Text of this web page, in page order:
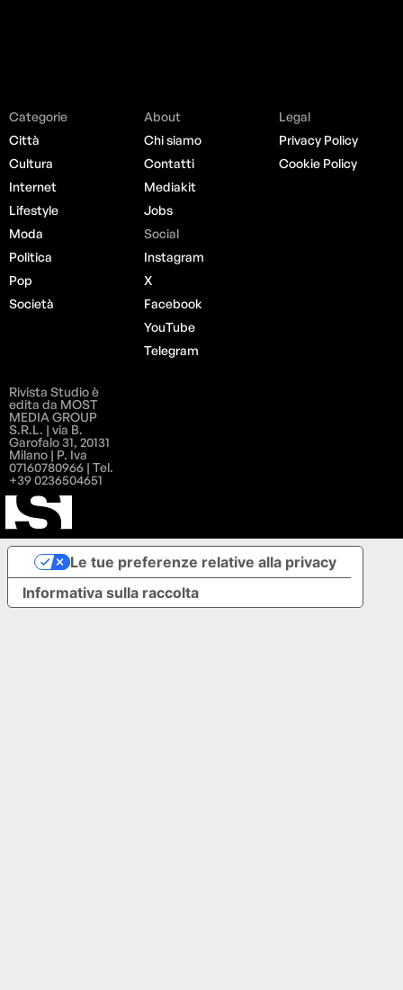
Categorie
Città
Cultura
Internet
Lifestyle
Moda
Politica
Pop
Società
About
Chi siamo
Contatti
Mediakit
Jobs
Social
Instagram
X
Facebook
YouTube
Telegram
Legal
Privacy Policy
Cookie Policy
Rivista Studio è
edita da MOST
MEDIA GROUP
S.R.L. | via B.
Garofalo 31, 20131
Milano | P. Iva
07160780966 | Tel.
+39 0236504651
Informativa sulla raccolta
Le tue preferenze relative alla privacy